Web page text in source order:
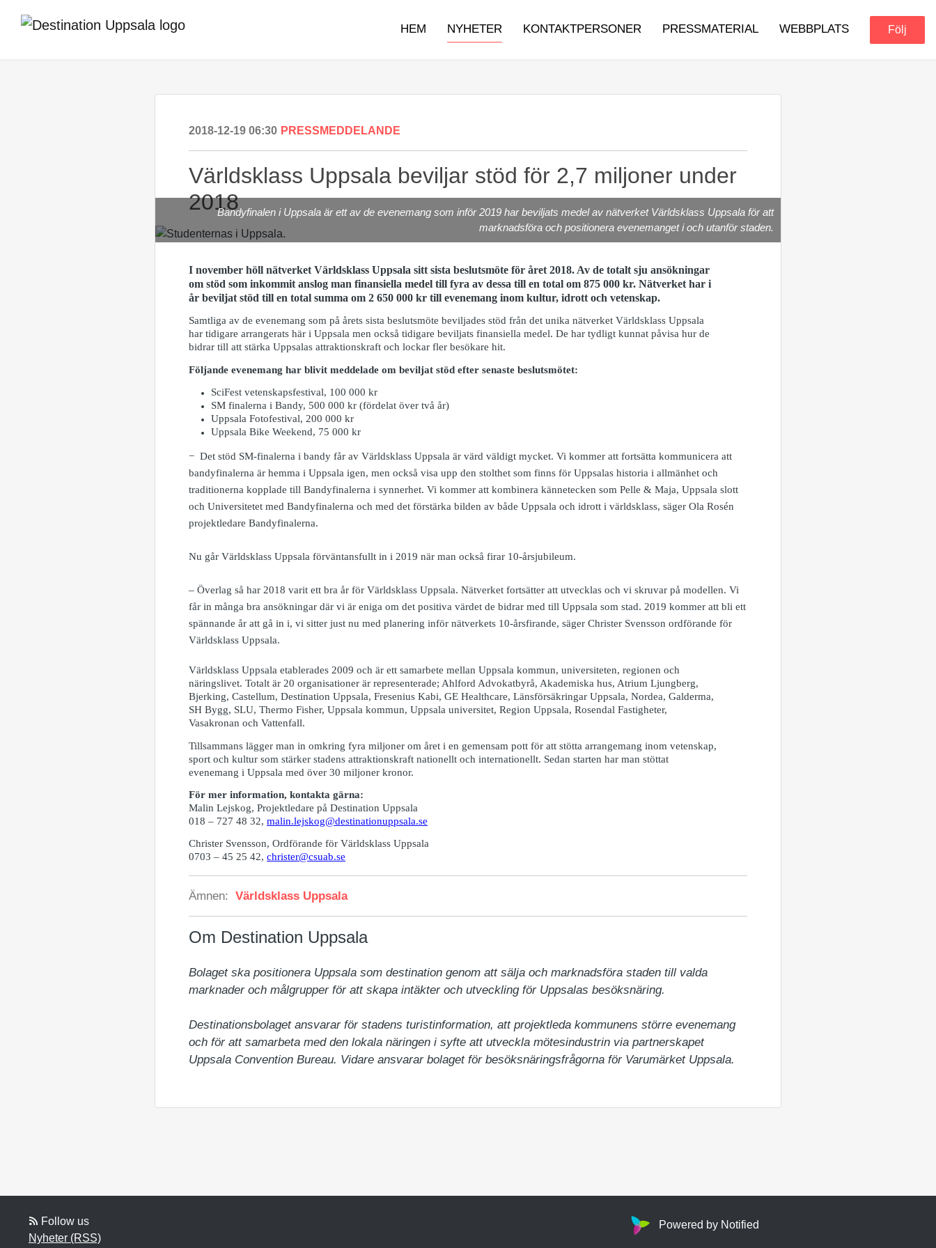
HEM NYHETER KONTAKTPERSONER PRESSMATERIAL WEBBPLATS Följ
2018-12-19 06:30 PRESSMEDDELANDE
Världsklass Uppsala beviljar stöd för 2,7 miljoner under
2018Bandyfinalen i Uppsala är ett av de evenemang som inför 2019 har beviljats medel av nätverket Världsklass Uppsala för att
marknadsföra och positionera evenemanget i och utanför staden.
I november höll nätverket Världsklass Uppsala sitt sista beslutsmöte för året 2018. Av de totalt sju ansökningar
om stöd som inkommit anslog man finansiella medel till fyra av dessa till en total om 875 000 kr. Nätverket har i
år beviljat stöd till en total summa om 2 650 000 kr till evenemang inom kultur, idrott och vetenskap.
Samtliga av de evenemang som på årets sista beslutsmöte beviljades stöd från det unika nätverket Världsklass Uppsala
har tidigare arrangerats här i Uppsala men också tidigare beviljats finansiella medel. De har tydligt kunnat påvisa hur de
bidrar till att stärka Uppsalas attraktionskraft och lockar fler besökare hit.
Följande evenemang har blivit meddelade om beviljat stöd efter senaste beslutsmötet:
SciFest vetenskapsfestival, 100 000 kr
SM finalerna i Bandy, 500 000 kr (fördelat över två år)
Uppsala Fotofestival, 200 000 kr
Uppsala Bike Weekend, 75 000 kr
− Det stöd SM-finalerna i bandy får av Världsklass Uppsala är värd väldigt mycket. Vi kommer att fortsätta kommunicera att
bandyfinalerna är hemma i Uppsala igen, men också visa upp den stolthet som finns för Uppsalas historia i allmänhet och
traditionerna kopplade till Bandyfinalerna i synnerhet. Vi kommer att kombinera kännetecken som Pelle & Maja, Uppsala slott
och Universitetet med Bandyfinalerna och med det förstärka bilden av både Uppsala och idrott i världsklass, säger Ola Rosén
projektledare Bandyfinalerna.
Nu går Världsklass Uppsala förväntansfullt in i 2019 när man också firar 10-årsjubileum.
– Överlag så har 2018 varit ett bra år för Världsklass Uppsala. Nätverket fortsätter att utvecklas och vi skruvar på modellen. Vi
får in många bra ansökningar där vi är eniga om det positiva värdet de bidrar med till Uppsala som stad. 2019 kommer att bli ett
spännande år att gå in i, vi sitter just nu med planering inför nätverkets 10-årsfirande, säger Christer Svensson ordförande för
Världsklass Uppsala.
Världsklass Uppsala etablerades 2009 och är ett samarbete mellan Uppsala kommun, universiteten, regionen och
näringslivet. Totalt är 20 organisationer är representerade; Ahlford Advokatbyrå, Akademiska hus, Atrium Ljungberg,
Bjerking, Castellum, Destination Uppsala, Fresenius Kabi, GE Healthcare, Länsförsäkringar Uppsala, Nordea, Galderma,
SH Bygg, SLU, Thermo Fisher, Uppsala kommun, Uppsala universitet, Region Uppsala, Rosendal Fastigheter,
Vasakronan och Vattenfall.
Tillsammans lägger man in omkring fyra miljoner om året i en gemensam pott för att stötta arrangemang inom vetenskap,
sport och kultur som stärker stadens attraktionskraft nationellt och internationellt. Sedan starten har man stöttat
evenemang i Uppsala med över 30 miljoner kronor.
För mer information, kontakta gärna:
Malin Lejskog, Projektledare på Destination Uppsala
018 – 727 48 32, malin.lejskog@destinationuppsala.se
Christer Svensson, Ordförande för Världsklass Uppsala
0703 – 45 25 42, christer@csuab.se
Ämnen: Världsklass Uppsala
Om Destination Uppsala
Bolaget ska positionera Uppsala som destination genom att sälja och marknadsföra staden till valda
marknader och målgrupper för att skapa intäkter och utveckling för Uppsalas besöksnäring.
Destinationsbolaget ansvarar för stadens turistinformation, att projektleda kommunens större evenemang
och för att samarbeta med den lokala näringen i syfte att utveckla mötesindustrin via partnerskapet
Uppsala Convention Bureau. Vidare ansvarar bolaget för besöksnäringsfrågorna för Varumärket Uppsala.
Follow us
Nyheter (RSS)
Powered by Notified